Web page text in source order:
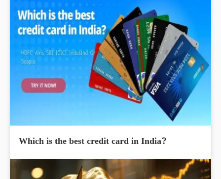
Which is the best credit card in India?